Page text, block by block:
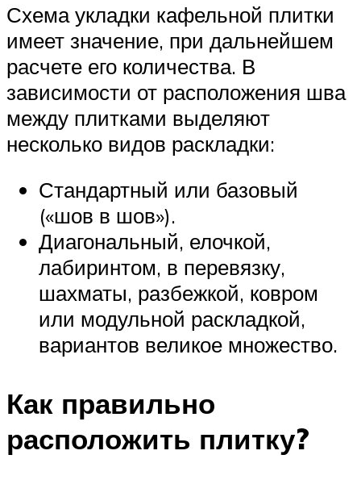
Схема укладки кафельной плитки
имеет значение, при дальнейшем
расчете его количества. В
зависимости от расположения шва
между плитками выделяют
несколько видов раскладки:
Стандартный или базовый
(«шов в шов»).
Диагональный, елочкой,
лабиринтом, в перевязку,
шахматы, разбежкой, ковром
или модульной раскладкой,
вариантов великое множество.
Как правильно
расположить плитку?